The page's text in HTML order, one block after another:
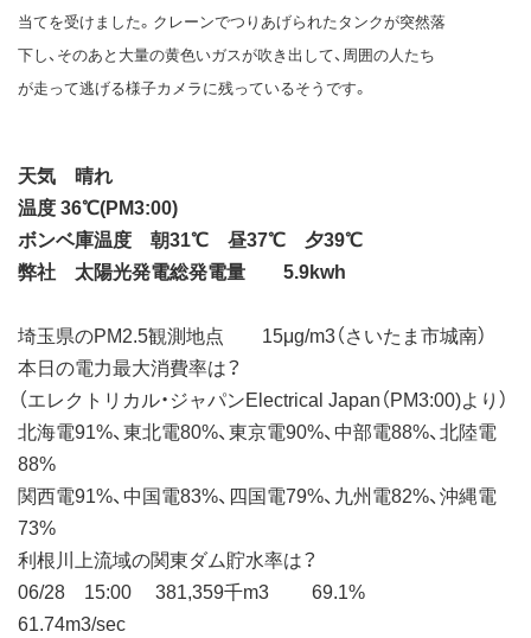
当てを受けました。クレーンでつりあげられたタンクが突然落
下し、そのあと大量の黄色いガスが吹き出して、周囲の人たち
が走って逃げる様子カメラに残っているそうです。
天気 晴れ
温度 36℃(PM3:00)
ボンベ庫温度 朝31℃ 昼37℃ 夕39℃
弊社 太陽光発電総発電量 5.9kwh
埼玉県のPM2.5観測地点 15μg/m3（さいたま市城南）
本日の電力最大消費率は？
（エレクトリカル・ジャパンElectrical Japan（PM3:00)より）
北海電91%、東北電80%、東京電90%、中部電88%、北陸電
88%
関西電91%、中国電83%、四国電79%、九州電82%、沖縄電
73%
利根川上流域の関東ダム貯水率は？
06/28 15:00 381,359千m3 69.1%
61.74m3/sec